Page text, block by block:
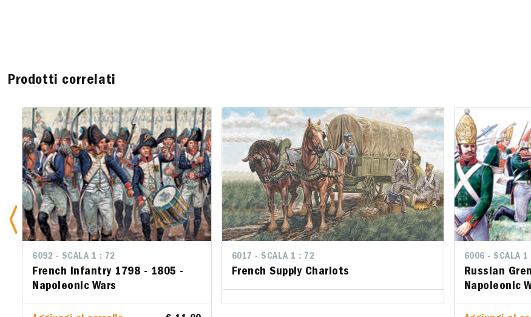
Prodotti correlati
6092 - SCALA 1 : 72
French Infantry 1798 - 1805 -
Napoleonic Wars
6017 - SCALA 1 : 72
French Supply Chariots
6006 - SCALA
Russian
Napoleonic
6017 - SCALA 1 : 72
French Supply Chariots
6006 - SCALA 1 :
Russian
Napoleonic